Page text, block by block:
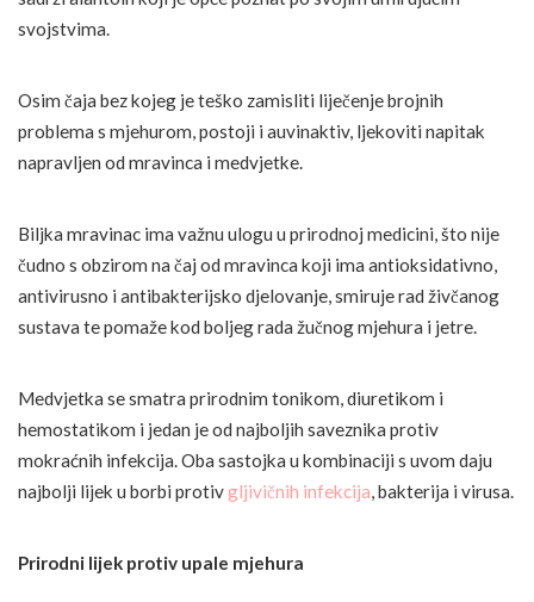
svojstvima.
Osim čaja bez kojeg je teško zamisliti liječenje brojnih
problema s mjehurom, postoji i auvinaktiv, ljekoviti napitak
napravljen od mravinca i medvjetke.
Biljka mravinac ima važnu ulogu u prirodnoj medicini, što nije
čudno s obzirom na čaj od mravinca koji ima antioksidativno,
antivirusno i antibakterijsko djelovanje, smiruje rad živčanog
sustava te pomaže kod boljeg rada žučnog mjehura i jetre.
Medvjetka se smatra prirodnim tonikom, diuretikom i
hemostatikom i jedan je od najboljih saveznika protiv
mokraćnih infekcija. Oba sastojka u kombinaciji s uvom daju
najbolji lijek u borbi protivgljivičnih infekcija, bakterija i virusa.
Prirodni lijek protiv upale mjehura